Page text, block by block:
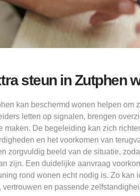
steun in Zutphen
kan beschermd wonen helpen om
letten op signalen, brengen
maken. De begeleiding kan zich
en het voorkomen van
zorgvuldig beeld van de situatie,
zijn. Een duidelijke aanvraag
rond wonen echt nodig is. Zo kan
vertrouwen en passende